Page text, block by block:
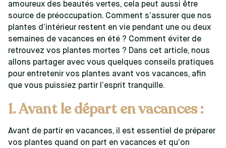
amoureux des beautés vertes, cela peut aussi être
source de préoccupation. Comment s’assurer que nos
plantes d’intérieur restent en vie pendant une ou deux
semaines de vacances en été ? Comment éviter de
retrouvez vos plantes mortes ? Dans cet article, nous
allons partager avec vous quelques conseils pratiques
pour entretenir vos plantes avant vos vacances, afin
que vous puissiez partir l’esprit tranquille.
1. Avant le départ en vacances :
Avant de partir en vacances, il est essentiel de préparer
vos plantes quand on part en vacances et qu’on